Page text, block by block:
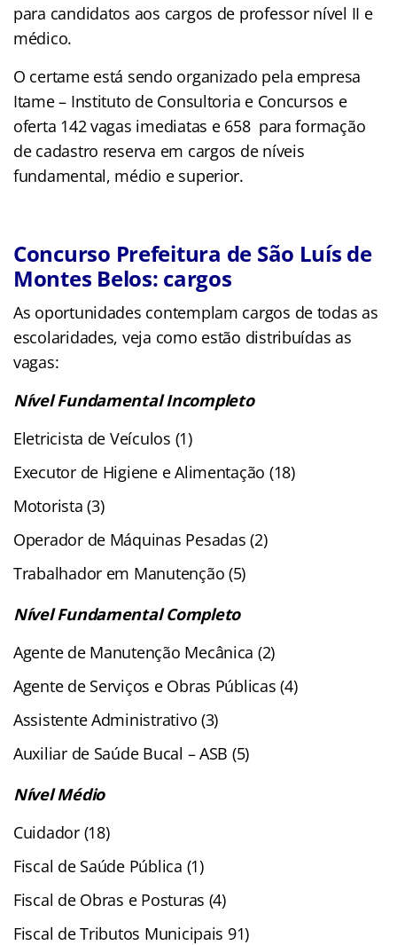
para candidatos aos cargos de professor nível II e
médico.
O certame está sendo organizado pela empresa
Itame – Instituto de Consultoria e Concursos e
oferta 142 vagas imediatas e 658 para formação
de cadastro reserva em cargos de níveis
fundamental, médio e superior.
Concurso Prefeitura de São Luís de
Montes Belos: cargos
As oportunidades contemplam cargos de todas as
escolaridades, veja como estão distribuídas as
vagas:
Nível Fundamental Incompleto
Eletricista de Veículos (1)
Executor de Higiene e Alimentação (18)
Motorista (3)
Operador de Máquinas Pesadas (2)
Trabalhador em Manutenção (5)
Nível Fundamental Completo
Agente de Manutenção Mecânica (2)
Agente de Serviços e Obras Públicas (4)
Assistente Administrativo (3)
Auxiliar de Saúde Bucal – ASB (5)
Nível Médio
Cuidador (18)
Fiscal de Saúde Pública (1)
Fiscal de Obras e Posturas (4)
Fiscal de Tributos Municipais 91)